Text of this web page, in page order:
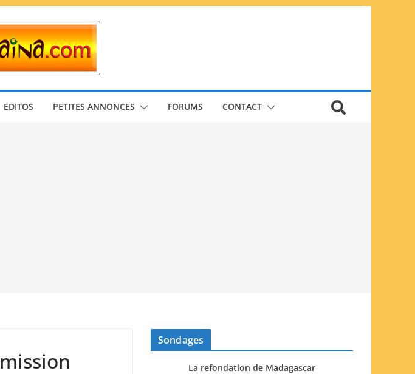
EDITOS PETITES ANNONCES FORUMS CONTACT
Sondages
La refondation de Madagascar